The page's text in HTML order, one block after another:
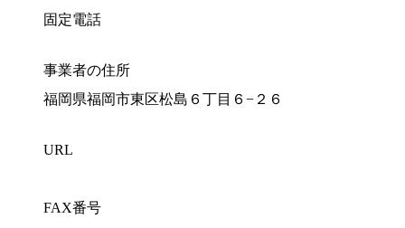
固定電話
事業者の住所
福岡県福岡市東区松島６丁目６−２６
URL
FAX番号